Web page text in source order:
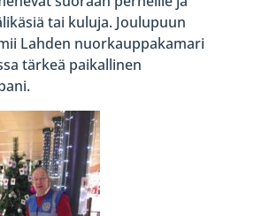
tai kuluja. Joulupuun
Lahden nuorkauppakamari
tärkeä paikallinen